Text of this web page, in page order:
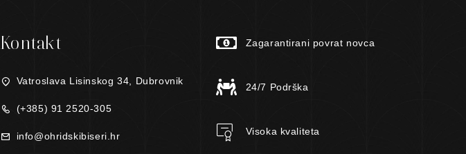
Kontakt
Vatroslava Lisinskog 34, Dubrovnik
(+385) 91 2520-305
info@ohridskibiseri.hr
Zagarantirani povrat novca
24/7 Podrška
Visoka kvaliteta